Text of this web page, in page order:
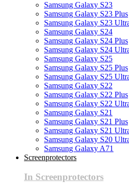
Samsung Galaxy S23
Samsung Galaxy S23 Plus
Samsung Galaxy S23
Samsung Galaxy S24
Samsung Galaxy S24 Plus
Samsung Galaxy S24
Samsung Galaxy S25
Samsung Galaxy S25 Plus
Samsung Galaxy S25
Samsung Galaxy S22
Samsung Galaxy S22 Plus
Samsung Galaxy S22
Samsung Galaxy S21
Samsung Galaxy S21 Plus
Samsung Galaxy S21
Samsung Galaxy S20
Samsung Galaxy A71
Screenprotectors
In Screenprotectors